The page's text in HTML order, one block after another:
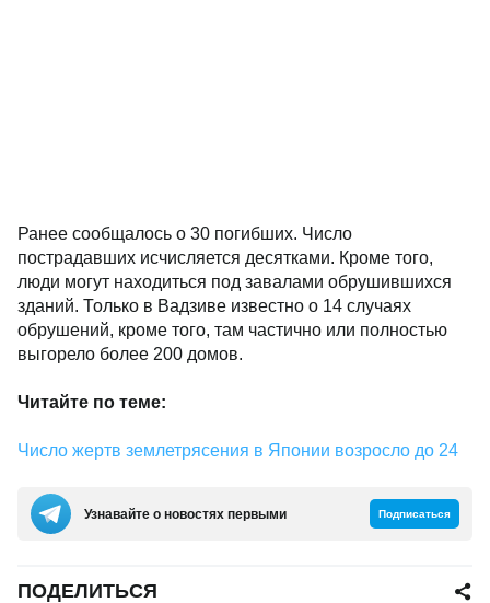
Ранее сообщалось о 30 погибших. Число
пострадавших исчисляется десятками. Кроме того,
люди могут находиться под завалами обрушившихся
зданий. Только в Вадзиве известно о 14 случаях
обрушений, кроме того, там частично или полностью
выгорело более 200 домов.
Читайте по теме:
Число жертв землетрясения в Японии возросло до 24
Узнавайте о новостях первыми Подписаться
ПОДЕЛИТЬСЯ